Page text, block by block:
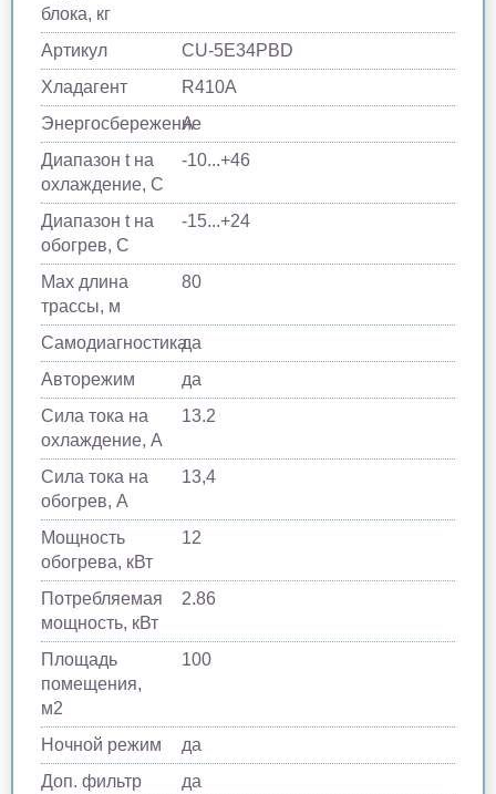
блока, кг
Артикул
CU-5E34PBD
Хладагент
R410A
Энергосбережение
A
Диапазон t на
охлаждение, С
-10...+46
Диапазон t на
обогрев, С
-15...+24
Max длина
трассы, м
80
Самодиагностикада
Авторежим
да
Сила тока на
охлаждение, А
13.2
Сила тока на
обогрев, А
13,4
Мощность
обогрева, кВт
12
Потребляемая
мощность, кВт
2.86
Площадь
помещения,
м2
100
Ночной режим
да
Доп. фильтр
да